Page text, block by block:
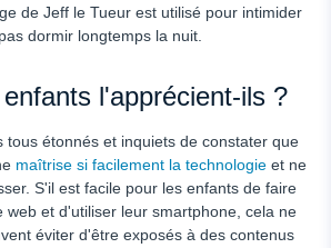
de Jeff le Tueur est utilisé pour intimider
dormir longtemps la nuit.
l'apprécient-ils ?
tous étonnés et inquiets de constater que
maîtrise si facilement la technologie et ne
S'il est facile pour les enfants de faire
web et d'utiliser leur smartphone, cela ne
éviter d'être exposés à des contenus